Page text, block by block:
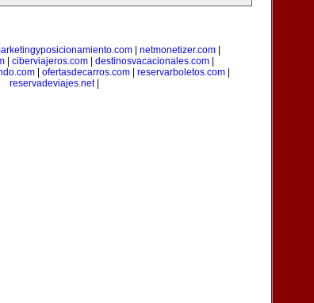
netmonetizer.com
| ciberviajeros.com| destinosvacacionales.com|
ofertasdecarros.com reservarboletos.com
reservadeviajes.net|